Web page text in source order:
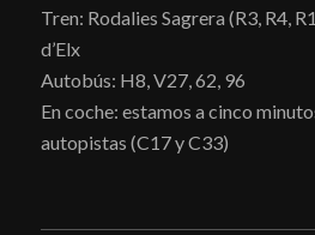
Tren: Rodalies Sagrera (R3, R4,
d’Elx
Autobús: H8, V27, 62, 96
En coche: estamos a cinco
autopistas (C17 y C33)